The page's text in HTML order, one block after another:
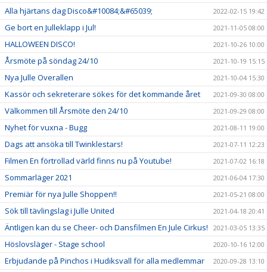
Alla hjärtans dag Disco&#10084;&#65039; 2022-02-15 19:42
Ge bort en Julleklapp i Jul! 2021-11-05 08:00
HALLOWEEN DISCO! 2021-10-26 10:00
Årsmöte på söndag 24/10 2021-10-19 15:15
Nya Julle Overallen 2021-10-04 15:30
Kassör och sekreterare sökes för det kommande året 2021-09-30 08:00
Välkommen till Årsmöte den 24/10 2021-09-29 08:00
Nyhet för vuxna - Bugg 2021-08-11 19:00
Dags att ansöka till Twinklestars! 2021-07-11 12:23
Filmen En förtrollad värld finns nu på Youtube! 2021-07-02 16:18
Sommarläger 2021 2021-06-04 17:30
Premiär för nya Julle Shoppen!! 2021-05-21 08:00
Sök till tävlingslag i Julle United 2021-04-18 20:41
Äntligen kan du se Cheer- och Dansfilmen En Jule Cirkus! 2021-03-05 13:35
Höslovsläger - Stage school 2020-10-16 12:00
Erbjudande på Pinchos i Hudiksvall för alla medlemmar 2020-09-28 13:10